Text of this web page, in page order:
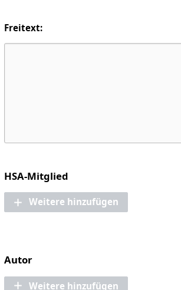
Freitext:
HSA-Mitglied
Weitere hinzufügen
Autor
Weitere hinzufügen